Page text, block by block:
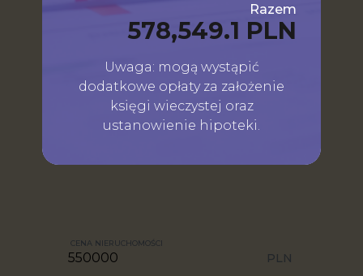
Razem
578,549.1 PLN
Uwaga: mogą wystąpić
dodatkowe opłaty za założenie
księgi wieczystej oraz
ustanowienie hipoteki.
CENA NIERUCHOMOŚCI
PLN